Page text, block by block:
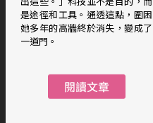
是途徑和工具。通透這點，圍困
她多年的高牆終於消失，變成了
一道門。